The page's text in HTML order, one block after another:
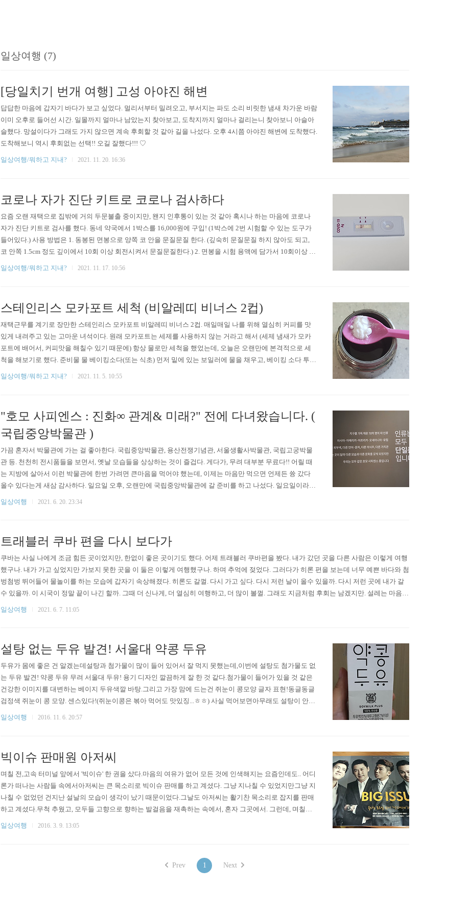
일상여행 (7)
[당일치기 번개 여행] 고성 아야진 해변
답답한 마음에 갑자기 바다가 보고 싶었다. 멀리서부터 밀려오고, 부서지는 파도 소리 비릿한 냄새 차가운 바람
이미 오후로 들어선 시간. 일몰까지 얼마나 남았는지 찾아보고, 도착지까지 얼마나 걸리는니 찾아보니 아슬아
슬했다. 망설이다가 그래도 가지 않으면 계속 후회할 것 같아 길을 나섰다. 오후 4시쯤 아야진 해변에 도착했다.
도착해보니 역시 후회없는 선택!! 오길 잘했다!!! ♡
일상여행/뭐하고 지내? 2021. 11. 20. 16:36
코로나 자가 진단 키트로 코로나 검사하다
요즘 오랜 재택으로 집밖에 거의 두문불출 중이지만, 왠지 인후통이 있는 것 같아 혹시나 하는 마음에 코로나
자가 진단 키트로 검사를 했다. 동네 약국에서 1박스를 16,000원에 구입! (1박스에 2번 시험할 수 있는 도구가
들어있다.) 사용 방법은 1. 동봉된 면봉으로 양쪽 코 안을 문질문질 한다. (깊숙히 문질문질 하지 않아도 되고,
코 안쪽 1.5cm 정도 깊이에서 10회 이상 회전시켜서 문질문질한다.) 2. 면봉을 시험 용액에 담가서 10회이상 휘
젓는다. 3. 시험 용액을 검사지에 3-4방울 떨어뜨린다. 4. 15분정도 기다린다. 진단 키트에는 검사시간이 15분
일상여행/뭐하고 지내? 2021. 11. 17. 10:56
스테인리스 모카포트 세척 (비알레띠 비너스 2컵)
재택근무를 계기로 장만한 스테인리스 모카포트 비알레띠 비너스 2컵. 매일매일 나를 위해 열심히 커피를 맛
있게 내려주고 있는 고마운 녀석이다. 원래 모카포트는 세제를 사용하지 않는 거라고 해서 (세제 냄새가 모카
포트에 배어서, 커피맛을 해칠수 있기 때문에) 항상 물로만 세척을 했었는데, 오늘은 오랜만에 본격적으로 세
척을 해보기로 했다. 준비물 물 베이킹소다(또는 식초) 먼저 밑에 있는 보일러에 물을 채우고, 베이킹 소다 투
입! 국민 수저인 베스킨라빈스 스푼을 이용하였다. 바스켓을 넣고, 컨테이너를 닫고, 끓이기 시작했다. 이러면,
일상여행/뭐하고 지내? 2021. 11. 5. 10:55
"호모 사피엔스 : 진화∞ 관계& 미래?" 전에 다녀왔습니다. (
국립중앙박물관 )
가끔 혼자서 박물관에 가는 걸 좋아한다. 국립중앙박물관, 용산전쟁기념관, 서울생활사박물관, 국립고궁박물
관 등. 천천히 전시품들을 보면서, 옛날 모습들을 상상하는 것이 즐겁다. 게다가, 무려 대부분 무료다!! 어릴 때
는 지방에 살아서 이런 박물관에 한번 가려면 큰마음을 먹어야 했는데, 이제는 마음만 먹으면 언제든 쓩 갔다
올수 있다는게 새삼 감사하다. 일요일 오후, 오랜만에 국립중앙박물관에 갈 준비를 하고 나섰다. 일요일이라서
사람이 많을 것을 예상은 했지만,, 미리 예약을 하지 않아서 입장을 할 수 없었다. ㅠㅠ 다음부턴 예약을 해야지
일상여행 2021. 6. 20. 23:34
트래블러 쿠바 편을 다시 보다가
쿠바는 사실 나에게 조금 힘든 곳이었지만, 한없이 좋은 곳이기도 했다. 어제 트래블러 쿠바편을 봤다. 내가 갔던 곳을 다른 사람은 이렇게 여행
했구나. 내가 가고 싶었지만 가보지 못한 곳을 이 둘은 이렇게 여행했구나. 하며 추억에 젖었다. 그러다가 히론 편을 보는데 너무 예쁜 바다와 첨
벙첨벙 뛰어들어 물놀이를 하는 모습에 갑자기 속상해졌다. 히론도 갈껄. 다시 가고 싶다. 다시 저런 날이 올수 있을까. 다시 저런 곳에 내가 갈
수 있을까. 이 시국이 정말 끝이 나긴 할까. 그때 더 신나게, 더 열심히 여행하고, 더 많이 볼껄. 그래도 지금처럼 후회는 남겠지만. 설레는 마음으
로 피곤에 쩔어 공항버스도 타고 싶고, 낯선 곳에서의 아침도 다시 맞아보고 싶고, 예상치 못한 아름다운 모습에 설레고, 다시 설레는 마음..
일상여행 2021. 6. 7. 11:05
설탕 없는 두유 발견! 서울대 약콩 두유
두유가 몸에 좋은 건 알겠는데설탕과 첨가물이 많이 들어 있어서 잘 먹지 못했는데,이번에 설탕도 첨가물도 없
는 두유 발견! 약콩 두유 무려 서울대 두유! 용기 디자인 깔끔하게 잘 한 것 같다.첨가물이 들어가 있을 것 같은
건강한 이미지를 대변하는 베이지 두유색깔 바탕.그리고 가장 맘에 드는건 쥐눈이 콩모양 글자 표현!동글동글
검정색 쥐눈이 콩 모양. 센스있다!(쥐눈이콩은 볶아 먹어도 맛있징...ㅎㅎ) 사실 먹어보면아무래도 설탕이 안들
어 있기 때문에 맛있는 맛은 아닌데,그래도 이전에 먹어보았던 무설탕 무첨가 두유들 보다는 깔끔한 맛이다!
일상여행 2016. 11. 6. 20:57
빅이슈 판매원 아저씨
며칠 전,고속 터미널 앞에서 '빅이슈' 한 권을 샀다.마음의 여유가 없어 모든 것에 인색해지는 요즘인데도.. 어디
론가 떠나는 사람들 속에서아저씨는 큰 목소리로 빅이슈 판매를 하고 계셨다. 그냥 지나칠 수 있었지만그냥 지
나칠 수 없었던 건지난 설날의 모습이 생각이 났기 때문이었다.그날도 아저씨는 활기찬 목소리로 잡지를 판매
하고 계셨다.무척 추웠고, 모두들 고향으로 향하는 발걸음을 재촉하는 속에서, 혼자 그곳에서. 그런데, 며칠전
그날도 또 그렇게 변하지 않고 그자리에서 잡지를 판매하고 계셨다. 문득 내가 너무 부끄러워졌다. 오던 길을
일상여행 2016. 3. 9. 13:05
Prev 1 Next